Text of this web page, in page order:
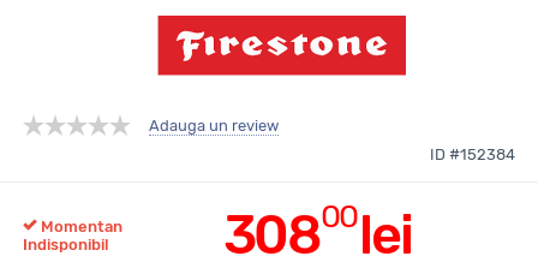
Adauga un review
ID #152384
30800lei
Momentan
Indisponibil